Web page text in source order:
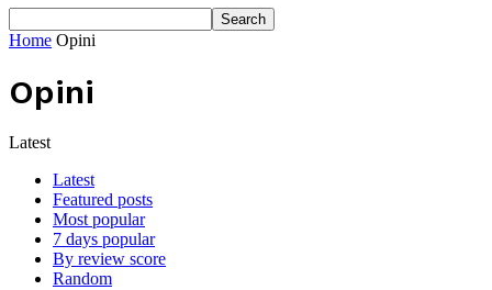
Home Opini
Opini
Latest
Latest
Featured posts
Most popular
7 days popular
By review score
Random